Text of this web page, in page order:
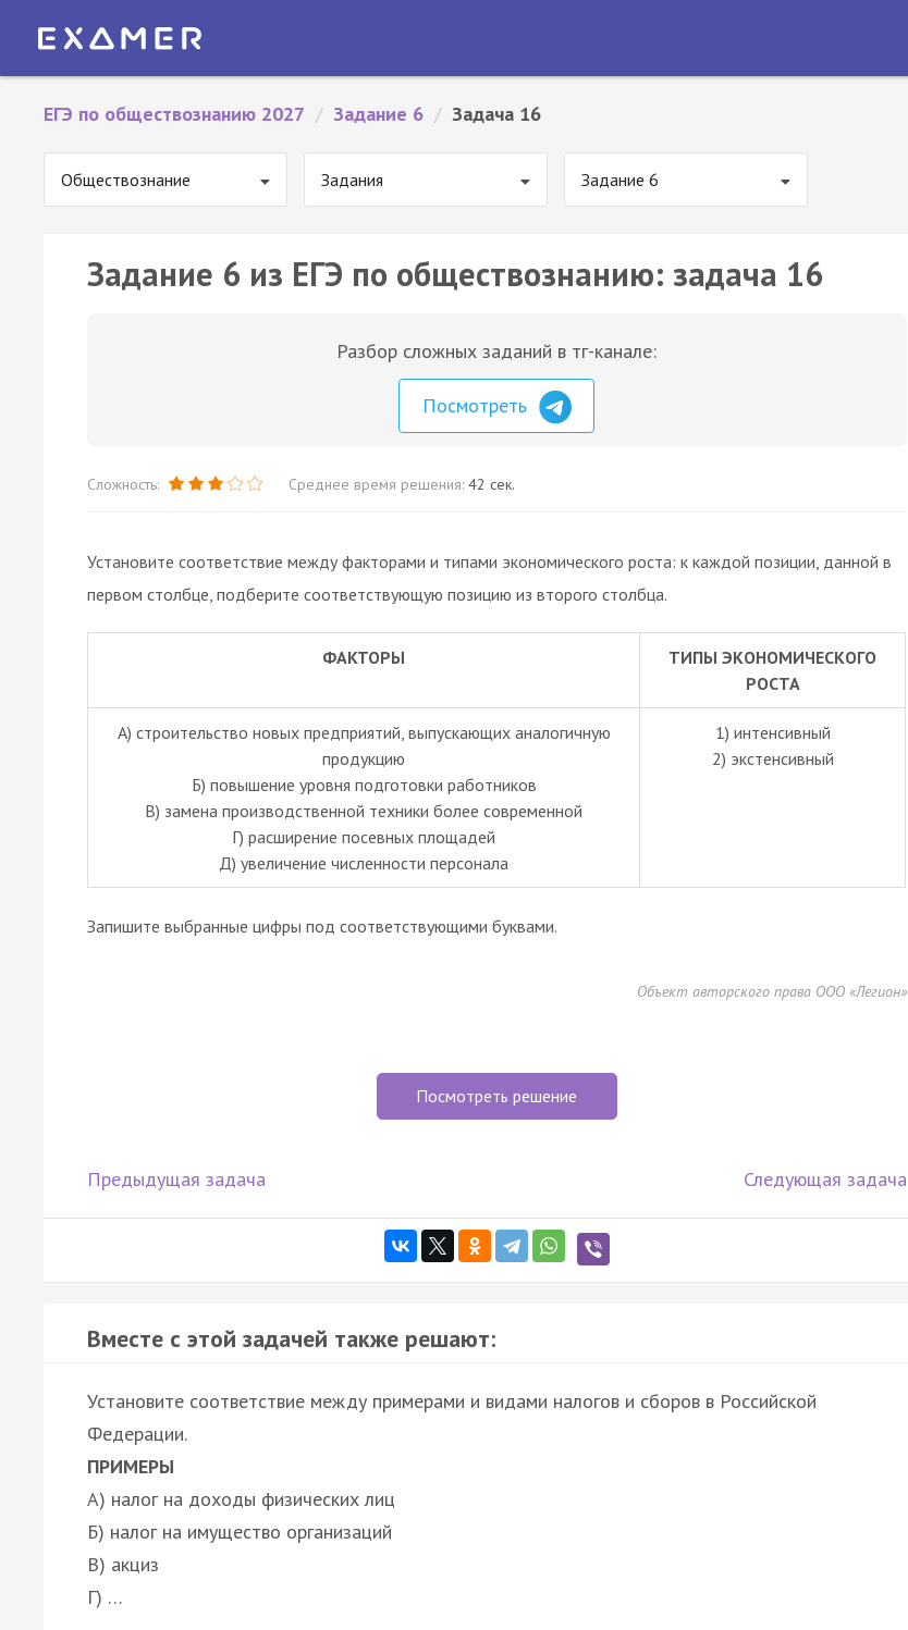
ЕГЭ по обществознанию 2027 / Задание 6 / Задача 16
Обществознание Задания Задание 6
Задание 6 из ЕГЭ по обществознанию: задача 16
Разбор сложных заданий в тг-канале:
Посмотреть
Сложность: Среднее время решения: 42 сек.
Установите соответствие между факторами и типами экономического роста: к каждой позиции, данной в
первом столбце, подберите соответствующую позицию из второго столбца.
ФАКТОРЫ
ТИПЫ ЭКОНОМИЧЕСКОГО
РОСТА
А) строительство новых предприятий, выпускающих аналогичную
продукцию
Б) повышение уровня подготовки работников
В) замена производственной техники более современной
Г) расширение посевных площадей
Д) увеличение численности персонала
1) интенсивный
2) экстенсивный
Запишите выбранные цифры под соответствующими буквами.
Объект авторского права ООО «Легион»
Посмотреть решение
Предыдущая задача Следующая задача
Вместе с этой задачей также решают:
Установите соответствие между примерами и видами налогов и сборов в Российской
Федерации.
ПРИМЕРЫ
А) налог на доходы физических лиц
Б) налог на имущество организаций
В) акциз
Г) …